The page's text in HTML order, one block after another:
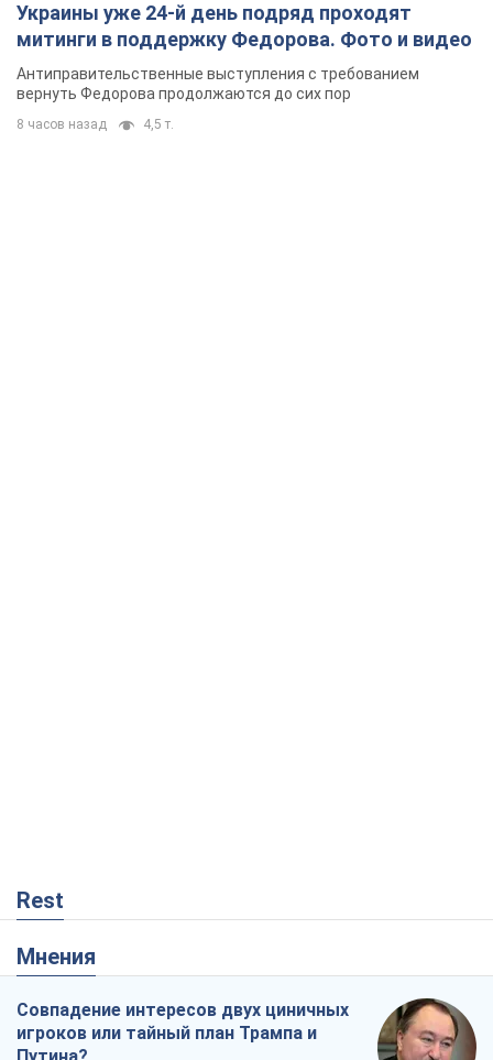
Украины уже 24-й день подряд проходят
митинги в поддержку Федорова. Фото и видео
Антиправительственные выступления с требованием
вернуть Федорова продолжаются до сих пор
8 часов назад 4,5 т.
Rest
Мнения
Совпадение интересов двух циничных
игроков или тайный план Трампа и